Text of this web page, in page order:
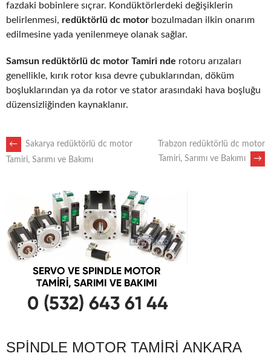
fazdaki bobinlere sıçrar. Kondüktörlerdeki değişiklerin
belirlenmesi, redüktörlü dc motor bozulmadan ilkin onarım
edilmesine yada yenilenmeye olanak sağlar.
Samsun redüktörlü dc motor Tamiri nde rotoru arızaları
genellikle, kırık rotor kısa devre çubuklarından, döküm
boşluklarından ya da rotor ve stator arasındaki hava boşluğu
düzensizliğinden kaynaklanır.
POST
NAVIGATION
←
Sakarya redüktörlü dc motor
Tamiri, Sarımı ve Bakımı
Trabzon redüktörlü dc motor
Tamiri, Sarımı ve Bakımı
→
SPINDLE MOTOR TAMIRI ANKARA